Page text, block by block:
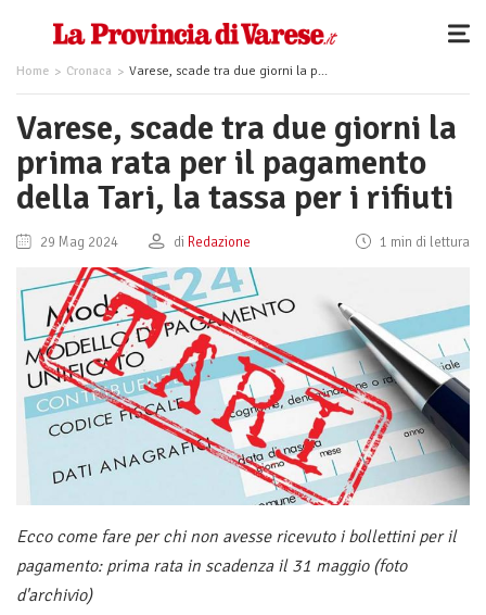
Home Cronaca Varese, scade tra due giorni la prima rata per il pagamento della Tari, la tassa per i rifiuti
Varese, scade tra due giorni la
prima rata per il pagamento
della Tari, la tassa per i rifiuti
29 Mag 2024 di Redazione 1 min di lettura
Ecco come fare per chi non avesse ricevuto i bollettini per il
pagamento: prima rata in scadenza il 31 maggio (foto
d'archivio)